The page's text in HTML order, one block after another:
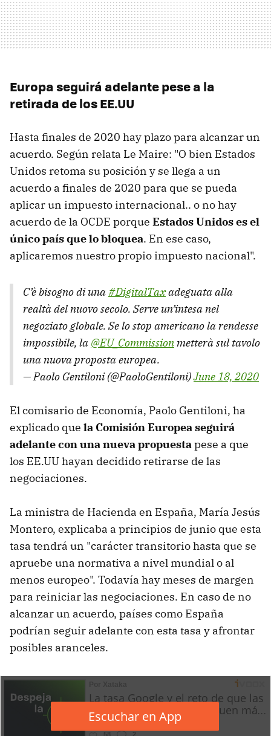
Europa seguirá adelante pese a la
retirada de los EE.UU
Hasta finales de 2020 hay plazo para alcanzar un
acuerdo. Según relata Le Maire: "O bien Estados
Unidos retoma su posición y se llega a un
acuerdo a finales de 2020 para que se pueda
aplicar un impuesto internacional.. o no hay
acuerdo de la OCDE porque Estados Unidos es el
único país que lo bloquea. En ese caso,
aplicaremos nuestro propio impuesto nacional".
C’è bisogno di una#DigitalTaxadeguata alla
realtà del nuovo secolo. Serve un’intesa nel
negoziato globale. Se lo stop americano la rendesse
impossibile, la @EU_Commissionmetterà sul tavolo
una nuova proposta europea.
— Paolo Gentiloni (@PaoloGentiloni)June 18, 2020
El comisario de Economía, Paolo Gentiloni, ha
explicado que la Comisión Europea seguirá
adelante con una nueva propuestapese a que
los EE.UU hayan decidido retirarse de las
negociaciones.
La ministra de Hacienda en España, María Jesús
Montero, explicaba a principios de junio que esta
tasa tendrá un "carácter transitorio hasta que se
apruebe una normativa a nivel mundial o al
menos europeo". Todavía hay meses de margen
para reiniciar las negociaciones. En caso de no
alcanzar un acuerdo, países como España
podrían seguir adelante con esta tasa y afrontar
posibles aranceles.